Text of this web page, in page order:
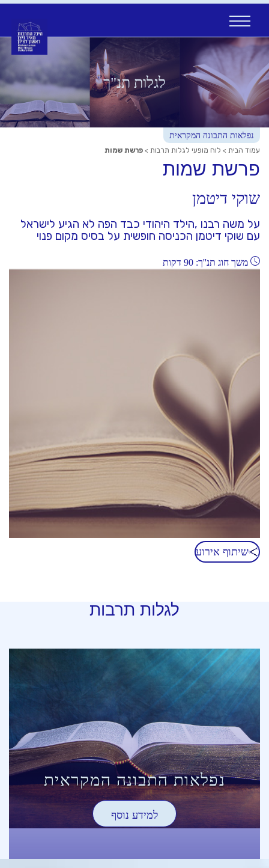
Skip
to
content
לגלות תנ"ך
נפלאות התבונה המקראית
עמוד הבית > לוח מופעי לגלות תרבות > פרשת שמות
פרשת שמות
שוקי דיטמן
על משה רבנו ,הילד היהודי כבד הפה לא הגיע לישראל
עם שוקי דיטמן הכניסה חופשית על בסיס מקום פנוי
משך חוג תנ''ך: 90 דקות
שיתוף אירוע
לגלות תרבות
נפלאות התבונה המקראית
למידע נוסף